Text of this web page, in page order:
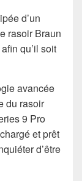
d’un
rasoir Braun
qu’il soit
avancée
du rasoir
9 Pro
et prêt
d’être